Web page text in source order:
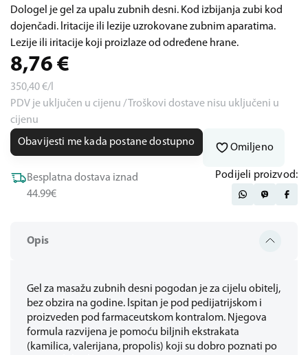
Opis
Gel za masažu zubnih desni pogodan je za cijelu obitelj,
bez obzira na godine. lspitan je pod pedijatrijskom i
proizveden pod farmaceutskom kontralom. Njegova
formula razvijena je pomoću biljnih ekstrakata
(kamilica, valerijana, propolis) koji su dobro poznati po
Dologel je gel za upalu zubnih desni. Kod izbijanja zubi kod
dojenčadi. lritacije ili lezije uzrokovane zubnim aparatima.
Lezije ili iritacije koji proizlaze od određene hrane.
8,76 €
350,40€/l
PDV je uključen u cijenu / Troškovi dostave nisu uključeni u
cijenu
Obavijesti me kada postane dostupno
Omiljeno
Besplatna dostava iznad
44.99€
Podijeli proizvod: